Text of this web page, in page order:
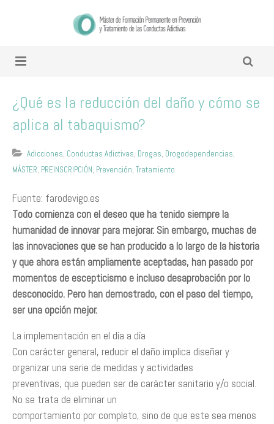
¿Qué es la reducción del daño y cómo se
aplica al tabaquismo?
Adicciones, Conductas Adictivas, Drogas, Drogodependencias,
MÁSTER, PREINSCRIPCIÓN, Prevención, Tratamiento
Fuente: farodevigo.es
Todo comienza con el deseo que ha tenido siempre la
humanidad de innovar para mejorar. Sin embargo, muchas de
las innovaciones que se han producido a lo largo de la historia
y que ahora están ampliamente aceptadas, han pasado por
momentos de escepticismo e incluso desaprobación por lo
desconocido. Pero han demostrado, con el paso del tiempo,
ser una opción mejor.
La implementación en el día a día
Con carácter general, reducir el daño implica diseñar y
organizar una serie de medidas y actividades
preventivas, que pueden ser de carácter sanitario y/o social.
No se trata de eliminar un
comportamiento por completo, sino de que este sea menos